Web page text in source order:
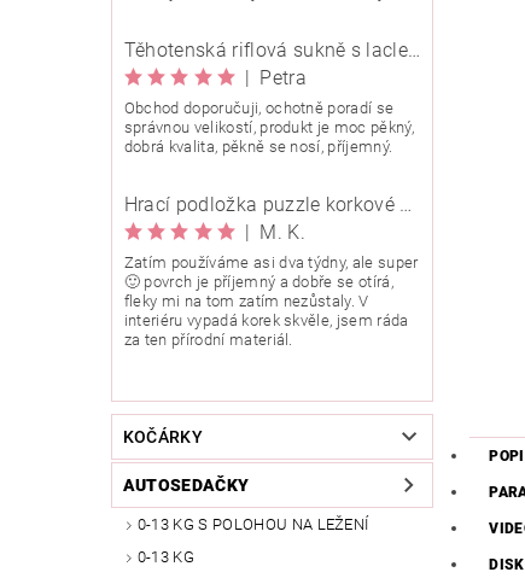
Těhotenská riflová sukně s laclem Rialto Wingles 01753
| Petra
Obchod doporučuji, ochotně poradí se
správnou velikostí, produkt je moc pěkný,
dobrá kvalita, pěkně se nosí, příjemný.
Hrací podložka puzzle korkové 90x90 cm
| M. K.
Zatím používáme asi dva týdny, ale super
🙂 povrch je příjemný a dobře se otírá,
fleky mi na tom zatím nezůstaly. V
interiéru vypadá korek skvěle, jsem ráda
za ten přírodní materiál.
KOČÁRKY
AUTOSEDAČKY
0-13 KG S POLOHOU NA LEŽENÍ
0-13 KG